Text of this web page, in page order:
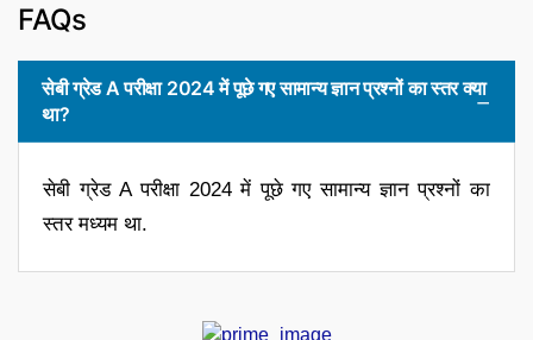
FAQs
सेबी ग्रेड A परीक्षा 2024 में पूछे गए सामान्य ज्ञान प्रश्नों का स्तर क्या
था?
सेबी ग्रेड A परीक्षा 2024 में पूछे गए सामान्य ज्ञान प्रश्नों का
स्तर मध्यम था.